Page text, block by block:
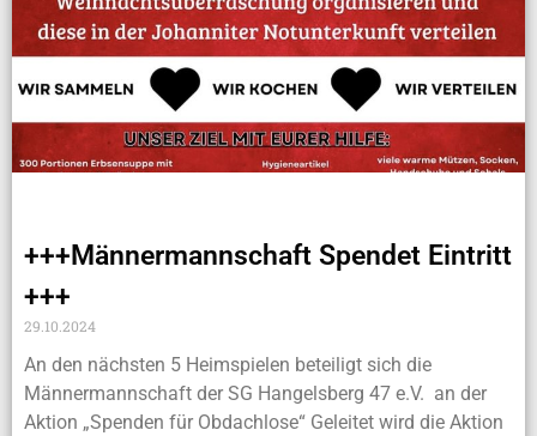
+++Männermannschaft Spendet Eintritt
+++
29.10.2024
An den nächsten 5 Heimspielen beteiligt sich die
Männermannschaft der SG Hangelsberg 47 e.V. an der
Aktion „Spenden für Obdachlose“ Geleitet wird die Aktion